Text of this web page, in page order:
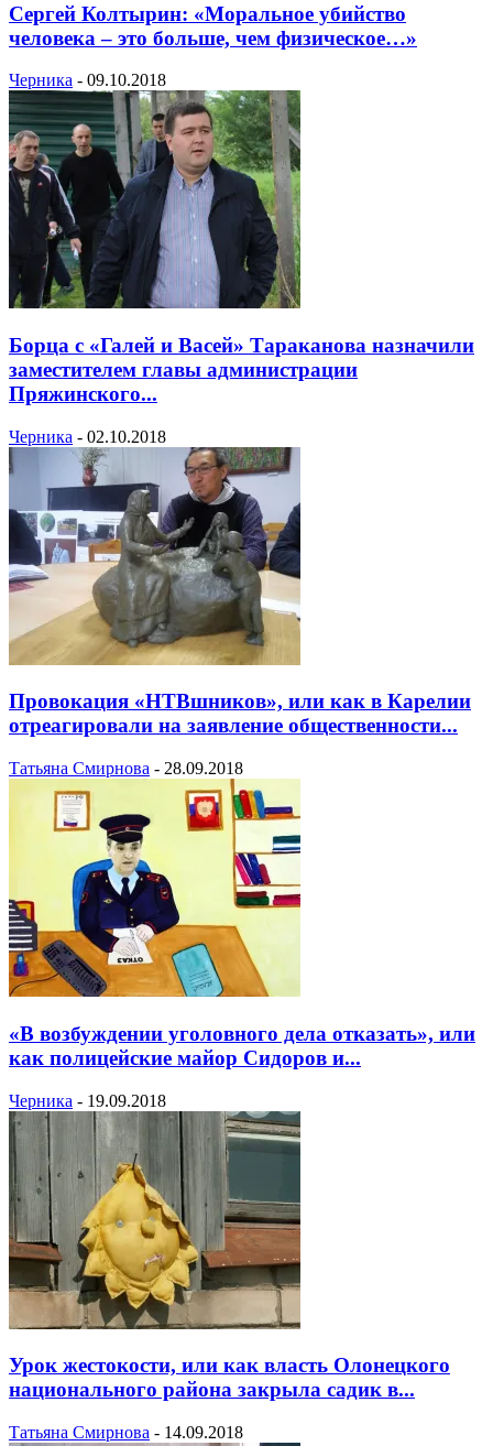
Сергей Колтырин: «Моральное убийство
человека – это больше, чем физическое…»
Черника - 09.10.2018
Борца с «Галей и Васей» Тараканова назначили
заместителем главы администрации
Пряжинского...
Черника - 02.10.2018
Провокация «НТВшников», или как в Карелии
отреагировали на заявление общественности...
Татьяна Смирнова - 28.09.2018
«В возбуждении уголовного дела отказать», или
как полицейские майор Сидоров и...
Черника - 19.09.2018
Урок жестокости, или как власть Олонецкого
национального района закрыла садик в...
Татьяна Смирнова - 14.09.2018